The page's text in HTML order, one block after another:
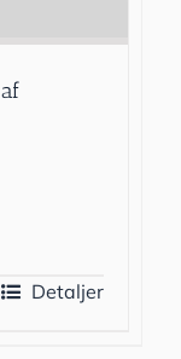
Detaljer